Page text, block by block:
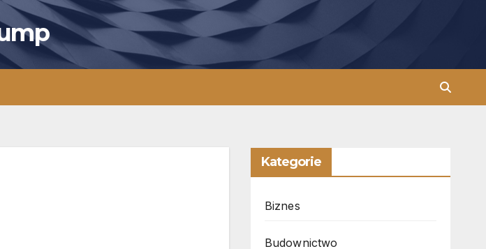
Kategorie
Biznes
Budownictwo